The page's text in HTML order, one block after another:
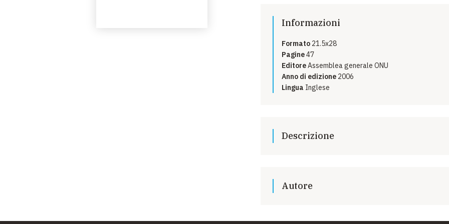
GRANDI DONAZIONI
DIVERSI MODI PER DONARE. SCEGLI IL PIÙ
COMODO PER TE
Informazioni
Formato 21.5x28
Pagine47
EditoreAssemblea generale ONU
Anno di edizione 2006
Lingua Inglese
Descrizione
Autore